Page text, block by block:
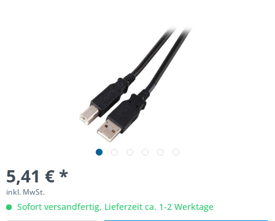
5,41 € *
inkl. MwSt.
Sofort versandfertig, Lieferzeit ca. 1-2 Werktage